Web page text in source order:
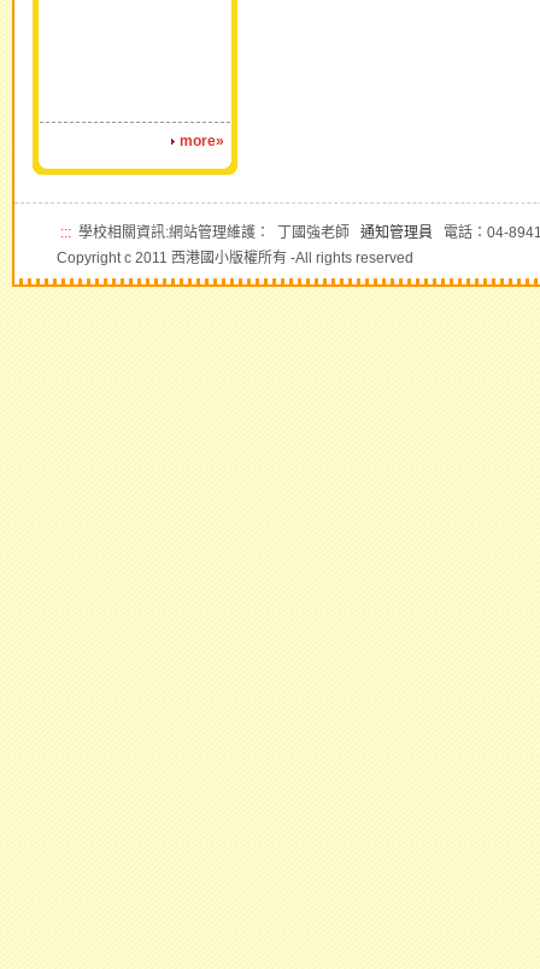
more»
::: 學校相關資訊:網站管理維護： 丁國強老師 通知管理員 電話：04-
Copyright c 2011 西港國小版權所有 -All rights reserved